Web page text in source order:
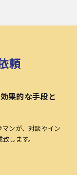
頼
果的な手段と
ンが、対談やイン
します。